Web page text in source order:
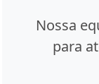
Nossa
para